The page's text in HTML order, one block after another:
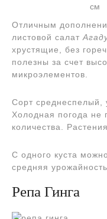
см
Отличным
листовой салат
хрустящие, без
полезны за счет
микроэлементов.
Сорт среднеспелый,
Холодная погода не
количества.
С одного куста
средняя
Репа Гинга